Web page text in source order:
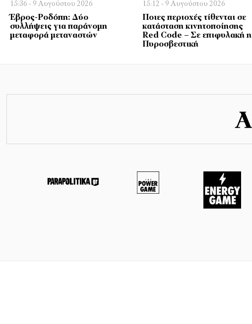
15:36 - 9 Αυγούστου 2026
Έβρος-Ροδόπη: Δύο
συλλήψεις για παράνομη
μεταφορά μεταναστών
15:12 - 9 Αυγούστου 2026
Ποιες περιοχές τίθενται σε
κατάσταση κινητοποίησης
Red Code – Σε επιφυλακή η
Πυροσβεστική